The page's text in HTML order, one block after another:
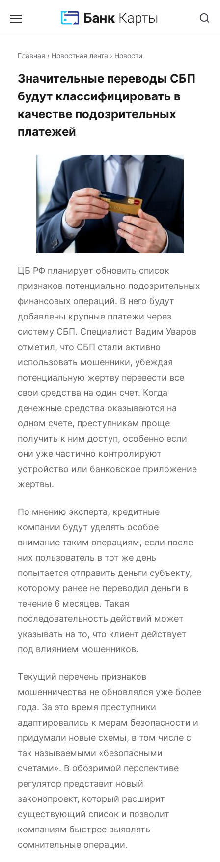
Главная › Новостная лента › Новости
Значительные переводы СБП
будут классифицировать в
качестве подозрительных
платежей
ЦБ РФ планирует обновить список
признаков потенциально подозрительных
финансовых операций. В него будут
добавлены крупные платежи через
систему СБП. Специалист Вадим Уваров
отметил, что СБП стали активно
использовать мошенники, убеждая
потенциальную жертву перевести все
свои средства на один счет. Когда
денежные средства оказываются на
одном счете, преступникам проще
получить к ним доступ, особенно если
они уже частично контролируют
устройство или банковское приложение
жертвы.
По мнению эксперта, кредитные
компании будут уделять особое
внимание таким операциям, если после
них пользователь в тот же день
попытается отправить деньги субъекту,
которому ранее не переводил деньги в
течение 6 месяцев. Такая
последовательность действий может
указывать на то, что клиент действует
под влиянием мошенников.
Текущий перечень признаков
мошенничества не обновлялся уже более
года. За это время преступники
адаптировались к мерам безопасности и
придумали новые схемы, в том числе с
так называемыми «безопасными
счетами». В обозримой перспективе
регулятор представит новый
законопроект, который расширит
существующий список и позволит
компаниям быстрее выявлять
сомнительные операции.